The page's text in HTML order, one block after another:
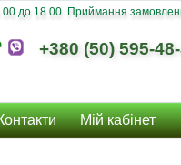
до 18.00. Приймання
+380 (50) 595-
Мій кабінет